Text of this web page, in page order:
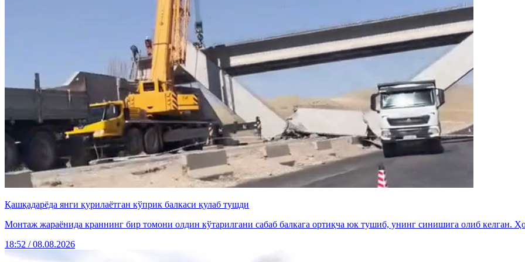
Қашқадарёда янги қурилаётган кўприк балкаси қулаб тушди
Монтаж жараёнида краннинг бир томони олдин кўтарилгани сабаб балкага ортиқча юк тушиб, унинг синишига олиб келган.
18:52 / 08.08.2026